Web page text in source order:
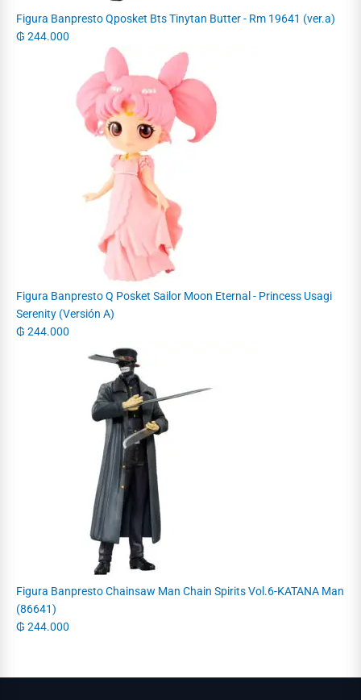
Figura Banpresto Qposket Bts Tinytan Butter - Rm 19641 (ver.a)
₲ 244.000
Figura Banpresto Q Posket Sailor Moon Eternal - Princess Usagi
Serenity (Versión A)
₲ 244.000
Figura Banpresto Chainsaw Man Chain Spirits Vol.6-KATANA Man
(86641)
₲ 244.000